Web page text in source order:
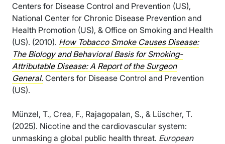
Centers for Disease Control and Prevention (US),
National Center for Chronic Disease Prevention and
Health Promotion (US), & Office on Smoking and Health
(US). (2010). How Tobacco Smoke Causes Disease:
The Biology and Behavioral Basis for Smoking-
Attributable Disease: A Report of the Surgeon
General. Centers for Disease Control and Prevention
(US).
Münzel, T., Crea, F., Rajagopalan, S., & Lüscher, T.
(2025). Nicotine and the cardiovascular system:
unmasking a global public health threat. European